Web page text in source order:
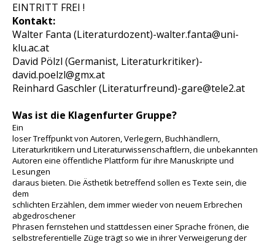
EINTRITT FREI !
Kontakt:
Walter Fanta (Literaturdozent)-walter.fanta@uni-
klu.ac.at
David Pölzl (Germanist, Literaturkritiker)-
david.poelzl@gmx.at
Reinhard Gaschler (Literaturfreund)-gare@tele2.at
Was ist die Klagenfurter Gruppe?
Ein
loser Treffpunkt von Autoren, Verlegern, Buchhändlern,
Literaturkritikern und Literaturwissenschaftlern, die unbekannten
Autoren eine öffentliche Plattform für ihre Manuskripte und
Lesungen
daraus bieten. Die Ästhetik betreffend sollen es Texte sein, die
dem
schlichten Erzählen, dem immer wieder von neuem Erbrechen
abgedroschener
Phrasen fernstehen und stattdessen einer Sprache frönen, die
selbstreferentielle Züge trägt so wie in ihrer Verweigerung der